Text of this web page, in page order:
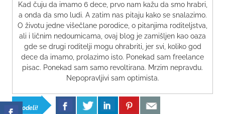
Kad čuju da imamo 6 dece, prvo nam kažu da smo hrabri,
a onda da smo ludi. A zatim nas pitaju kako se snalazimo.
O životu jedne višečlane porodice, o pitanjima roditeljstva,
ali i ličnim nedoumicama, ovaj blog je zamišljen kao oaza
gde se drugi roditelji mogu ohrabriti, jer svi, koliko god
dece da imamo, prolazimo isto. Ponekad sam freelance
pisac. Ponekad sam samo revoltirana. Mrzim nepravdu.
Nepopravljivi sam optimista.
Podeli!